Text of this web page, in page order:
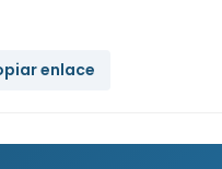
enlace